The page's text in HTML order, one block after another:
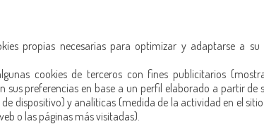
propias necesarias para optimizar y adaptarse a su
cookies de terceros con fines publicitarios
sus preferencias en base a un perfil elaborado a partir de
dispositivo) y analíticas (medida de la actividad en el
o las páginas más visitadas).
Chorizo cular